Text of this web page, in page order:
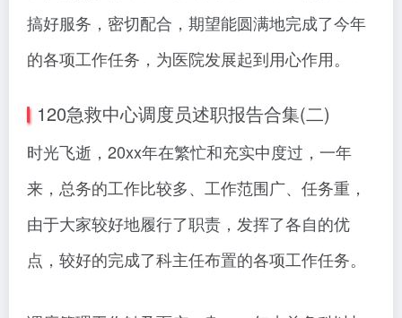
搞好服务，密切配合，期望能圆满地完成了今年
的各项工作任务，为医院发展起到用心作用。
120急救中心调度员述职报告合集(二)
时光飞逝，20xx年在繁忙和充实中度过，一年
来，总务的工作比较多、工作范围广、任务重，
由于大家较好地履行了职责，发挥了各自的优
点，较好的完成了科主任布置的各项工作任务。